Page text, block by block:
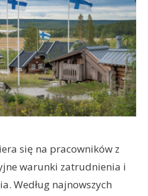
się na pracowników z
warunki zatrudnienia i
Według najnowszych